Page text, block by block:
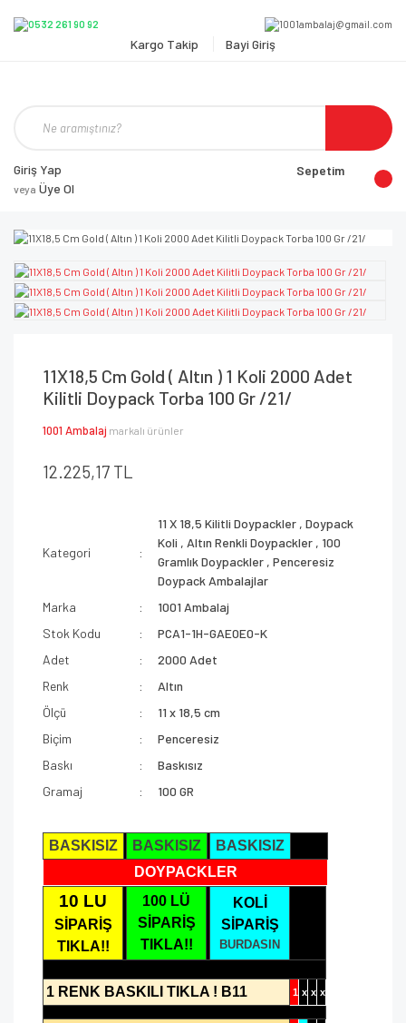
Kargo Takip Bayi Giriş
Giriş Yap
veya Üye Ol
Sepetim
11X18,5 Cm Gold ( Altın ) 1 Koli 2000 Adet
Kilitli Doypack Torba 100 Gr /21/
1001 Ambalaj markalı ürünler
12.225,17 TL
Kategori
11 X 18,5 Kilitli Doypackler ,Doypack
Koli , Altın Renkli Doypackler , 100
Gramlık Doypackler ,Penceresiz
Doypack Ambalajlar
Marka
1001 Ambalaj
Stok Kodu
PCA1-1H-GAE0E0-K
Adet
2000 Adet
Renk
Altın
Ölçü
11 x 18,5 cm
Biçim
Penceresiz
Baskı
Baskısız
Gramaj
100 GR
BASKISIZ BASKISIZ
BASKISIZ
DOYPACKLER
10 LU
SİPARİŞ
TIKLA!!
100 LÜ
SİPARİŞ
TIKLA!!
KOLİ
SİPARİŞ
BURDASIN
1 RENK BASKILI TIKLA ! B11 1 x x x